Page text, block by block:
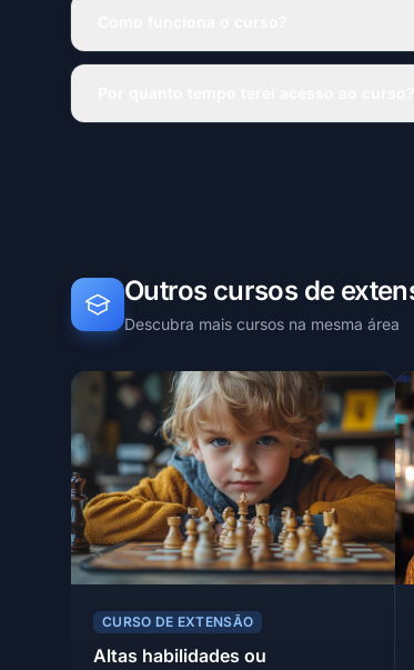
Outros cursos de
Descubra mais cursos na mesma área
CURSO DE EXTENSÃO
Altas habilidades ou